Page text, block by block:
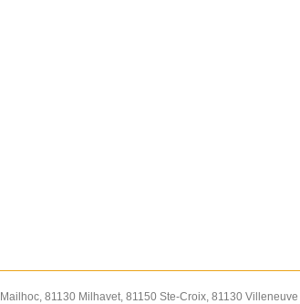
81130 Milhavet, 81150 Ste-Croix, 81130